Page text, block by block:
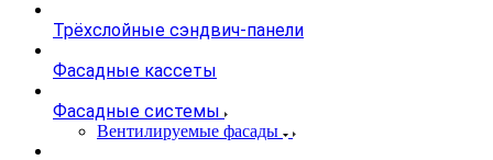
Трёхслойные сэндвич-панели
Фасадные кассеты
Фасадные системы
Вентилируемые фасады